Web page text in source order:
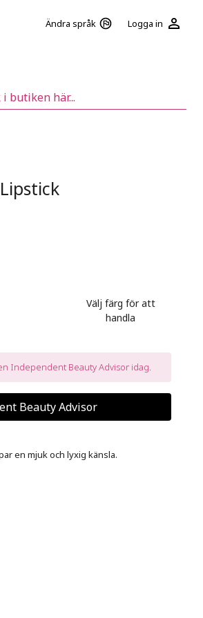
Ändra språk Logga in
Välj färg för att
handla
Independent Beauty Advisor idag.
Beauty Advisor
en mjuk och lyxig känsla.